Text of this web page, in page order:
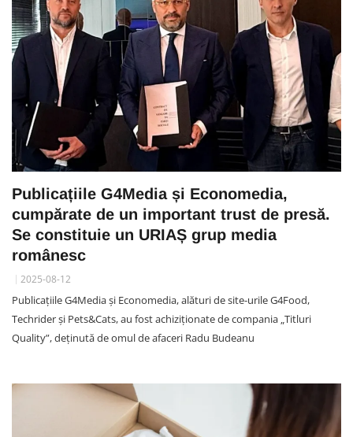
Publicațiile G4Media și Economedia,
cumpărate de un important trust de presă.
Se constituie un URIAȘ grup media
românesc
2025-08-12
Publicațiile G4Media și Economedia, alături de site-urile G4Food,
Techrider și Pets&Cats, au fost achiziționate de compania „Titluri
Quality”, deținută de omul de afaceri Radu Budeanu